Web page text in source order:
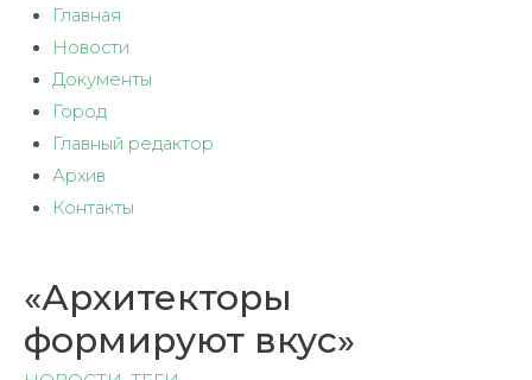
Главная
Новости
Документы
Город
Главный редактор
Архив
Контакты
«Архитекторы
формируют вкус»